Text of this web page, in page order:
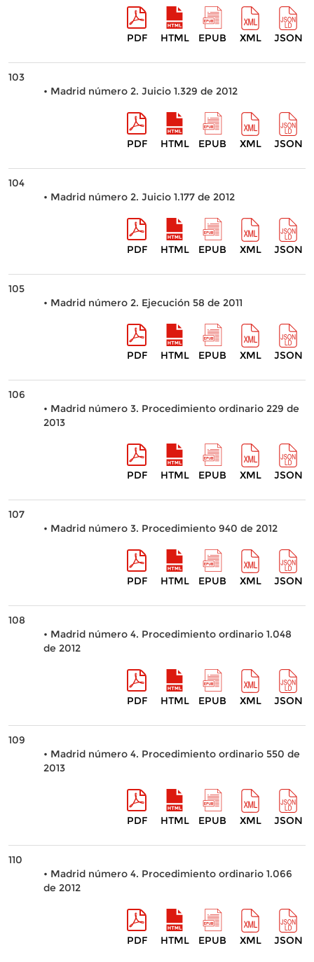
PDF HTML EPUB XML JSON
103
• Madrid número 2. Juicio 1.329 de 2012
PDF HTML EPUB XML JSON
104
• Madrid número 2. Juicio 1.177 de 2012
PDF HTML EPUB XML JSON
105
• Madrid número 2. Ejecución 58 de 2011
PDF HTML EPUB XML JSON
106
• Madrid número 3. Procedimiento ordinario 229 de
2013
PDF HTML EPUB XML JSON
107
• Madrid número 3. Procedimiento 940 de 2012
PDF HTML EPUB XML JSON
108
• Madrid número 4. Procedimiento ordinario 1.048
de 2012
PDF HTML EPUB XML JSON
109
• Madrid número 4. Procedimiento ordinario 550 de
2013
PDF HTML EPUB XML JSON
110
• Madrid número 4. Procedimiento ordinario 1.066
de 2012
PDF HTML EPUB XML JSON